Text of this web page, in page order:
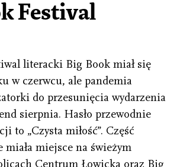
Festival
literacki Big Book miał się
w czerwcu, ale pandemia
do przesunięcia wydarzenia
sierpnia. Hasło przewodnie
to „Czysta miłość”. Część
miała miejsce na świeżym
Centrum Łowicka oraz Big